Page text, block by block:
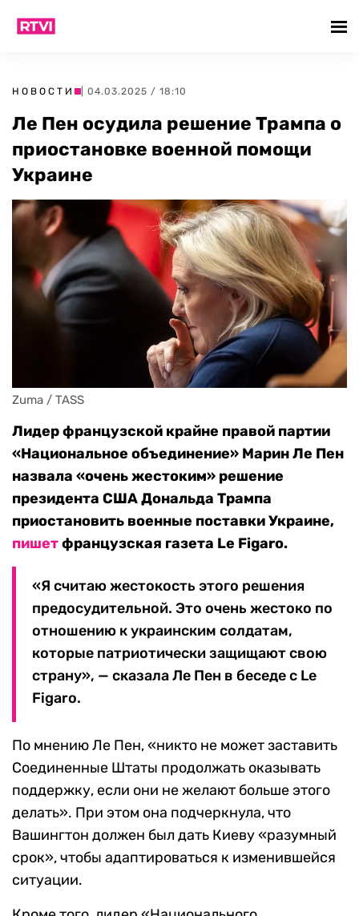
НОВОСТИ | 04.03.2025 / 18:10
Ле Пен осудила решение Трампа о
приостановке военной помощи
Украине
Zuma / TASS
Лидер французской крайне правой партии
«Национальное объединение» Марин Ле Пен
назвала «очень жестоким» решение
президента США Дональда Трампа
приостановить военные поставки Украине,
пишетфранцузская газета Le Figaro.
«Я считаю жестокость этого решения
предосудительной. Это очень жестоко по
отношению к украинским солдатам,
которые патриотически защищают свою
страну», — сказала Ле Пен в беседе с Le
Figaro.
По мнению Ле Пен, «никто не может заставить
Соединенные Штаты продолжать оказывать
поддержку, если они не желают больше этого
делать». При этом она подчеркнула, что
Вашингтон должен был дать Киеву «разумный
срок», чтобы адаптироваться к изменившейся
ситуации.